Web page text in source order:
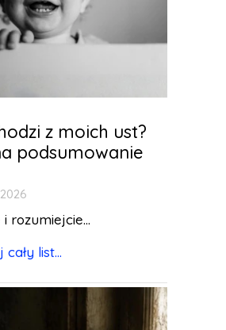
z moich ust?
podsumowanie
i rozumiejcie...
list...